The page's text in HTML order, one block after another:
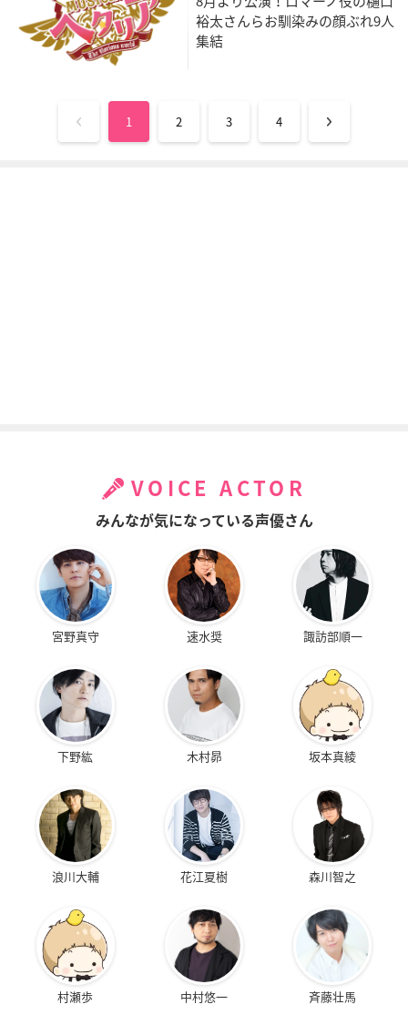
裕太さんらお馴染みの顔ぶれ9人
集結
1 2 3 4
VOICE ACTOR
みんなが気になっている声優さん
宮野真守 速水奨 諏訪部順一
下野紘 木村昴 坂本真綾
浪川大輔 花江夏樹 森川智之
村瀬歩 中村悠一 斉藤壮馬